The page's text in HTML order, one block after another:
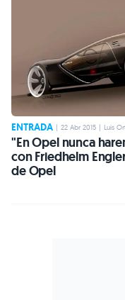
ENTRADA | 22 Abr 2015 | Luis
"En Opel nunca
con Friedhelm
de Opel